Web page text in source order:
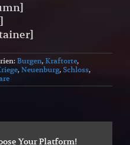
Burgen, Kraftorte,
, Neuenburg, Schloss,
Your Platform!